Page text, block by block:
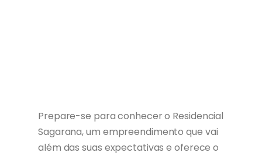
Prepare-se para conhecer o Residencial
Sagarana, um empreendimento que vai
além das suas expectativas e oferece o